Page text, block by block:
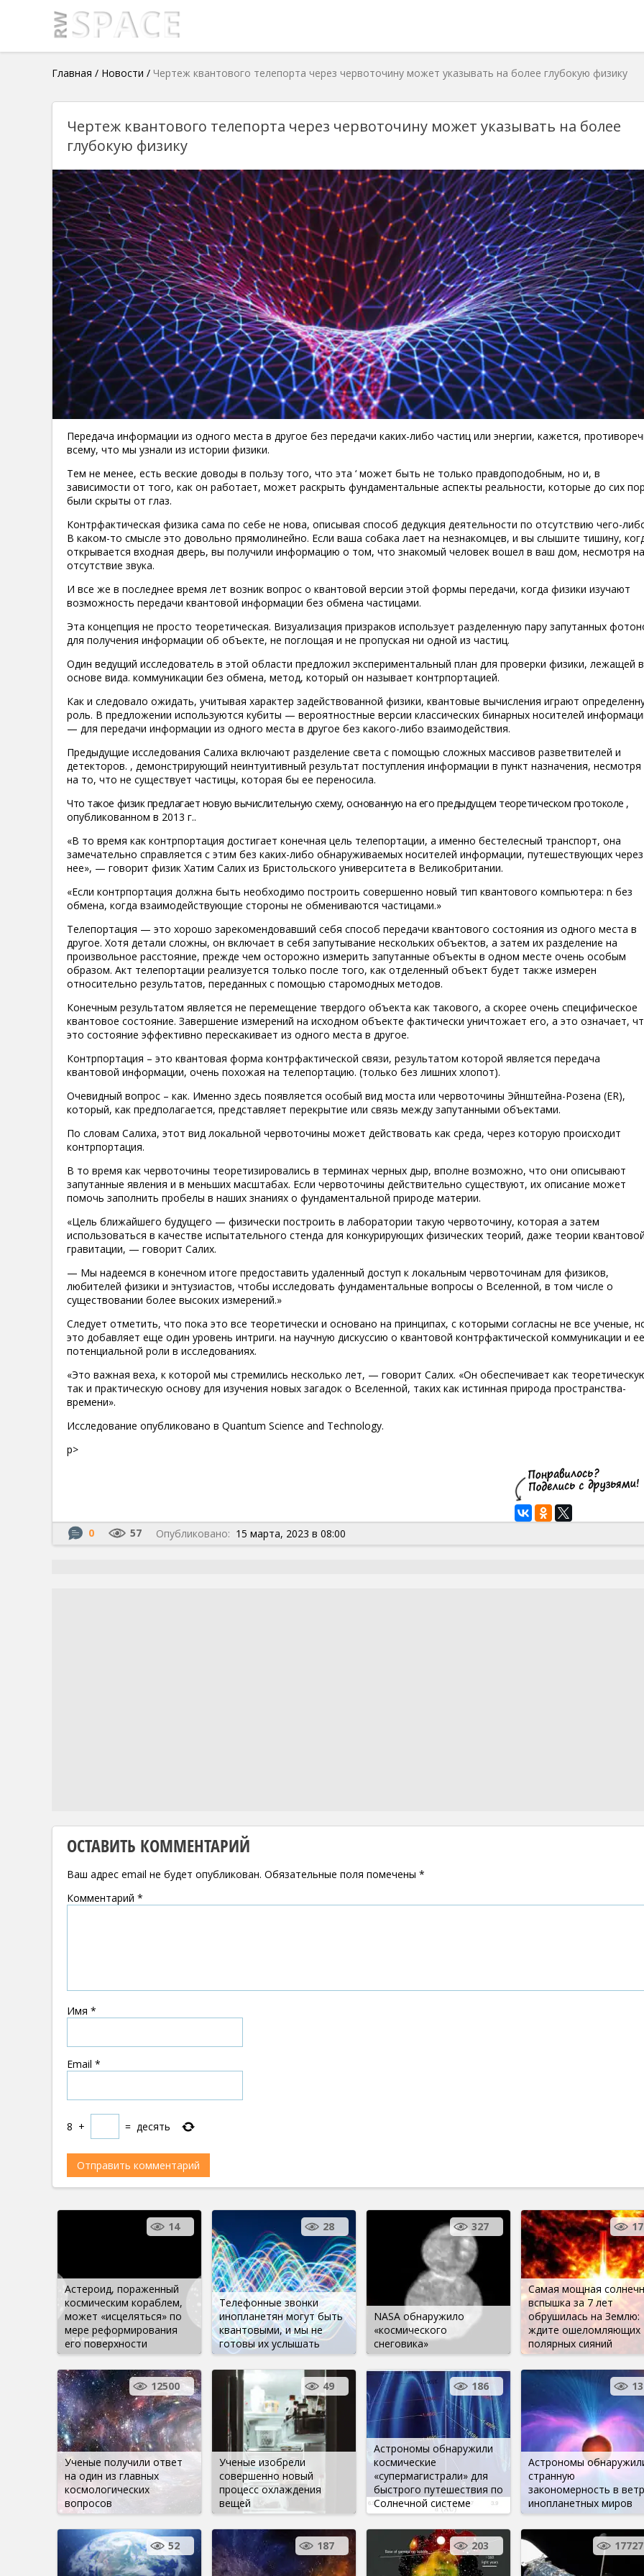
Главная / Новости / Чертеж квантового телепорта через червоточину может указывать на более глубокую физику
Чертеж квантового телепорта через червоточину может указывать на более
глубокую физику
Передача информации из одного места в другое без передачи каких-либо частиц или энергии, кажется,
всему, что мы узнали из истории физики.
Тем не менее, есть веские доводы в пользу того, что эта ‘ может быть не только правдоподобным, но и, в
зависимости от того, как он работает, может раскрыть фундаментальные аспекты реальности, которые до сих
были скрыты от глаз.
Контрфактическая физика сама по себе не нова, описывая способ дедукция деятельности по отсутствию чего-
В каком-то смысле это довольно прямолинейно. Если ваша собака лает на незнакомцев, и вы слышите тишину,
открывается входная дверь, вы получили информацию о том, что знакомый человек вошел в ваш дом, несмотря на
отсутствие звука.
И все же в последнее время лет возник вопрос о квантовой версии этой формы передачи, когда физики изучают
возможность передачи квантовой информации без обмена частицами.
Эта концепция не просто теоретическая. Визуализация призраков использует разделенную пару запутанных
для получения информации об объекте, не поглощая и не пропуская ни одной из частиц.
Один ведущий исследователь в этой области предложил экспериментальный план для проверки физики, лежащей в
основе вида. коммуникации без обмена, метод, который он называет контрпортацией.
Как и следовало ожидать, учитывая характер задействованной физики, квантовые вычисления играют
роль. В предложении используются кубиты — вероятностные версии классических бинарных носителей
— для передачи информации из одного места в другое без какого-либо взаимодействия.
Предыдущие исследования Салиха включают разделение света с помощью сложных массивов разветвителей и
детекторов. , демонстрирующий неинтуитивный результат поступления информации в пункт назначения, несмотря
на то, что не существует частицы, которая бы ее переносила.
Что такое физик предлагает новую вычислительную схему, основанную на его предыдущем теоретическом протоколе ,
опубликованном в 2013 г..
«В то время как контрпортация достигает конечная цель телепортации, а именно бестелесный транспорт, она
замечательно справляется с этим без каких-либо обнаруживаемых носителей информации, путешествующих через
нее», — говорит физик Хатим Салих из Бристольского университета в Великобритании.
«Если контрпортация должна быть необходимо построить совершенно новый тип квантового компьютера: n без
обмена, когда взаимодействующие стороны не обмениваются частицами.»
Телепортация — это хорошо зарекомендовавший себя способ передачи квантового состояния из одного места в
другое. Хотя детали сложны, он включает в себя запутывание нескольких объектов, а затем их разделение на
произвольное расстояние, прежде чем осторожно измерить запутанные объекты в одном месте очень особым
образом. Акт телепортации реализуется только после того, как отделенный объект будет также измерен
относительно результатов, переданных с помощью старомодных методов.
Конечным результатом является не перемещение твердого объекта как такового, а скорее очень специфическое
квантовое состояние. Завершение измерений на исходном объекте фактически уничтожает его, а это означает,
это состояние эффективно перескакивает из одного места в другое.
Контрпортация – это квантовая форма контрфактической связи, результатом которой является передача
квантовой информации, очень похожая на телепортацию. (только без лишних хлопот).
Очевидный вопрос – как. Именно здесь появляется особый вид моста или червоточины Эйнштейна-Розена (ER),
который, как предполагается, представляет перекрытие или связь между запутанными объектами.
По словам Салиха, этот вид локальной червоточины может действовать как среда, через которую происходит
контрпортация.
В то время как червоточины теоретизировались в терминах черных дыр, вполне возможно, что они описывают
запутанные явления и в меньших масштабах. Если червоточины действительно существуют, их описание может
помочь заполнить пробелы в наших знаниях о фундаментальной природе материи.
«Цель ближайшего будущего — физически построить в лаборатории такую ​​червоточину, которая а затем
использоваться в качестве испытательного стенда для конкурирующих физических теорий, даже теории
гравитации, — говорит Салих.
— Мы надеемся в конечном итоге предоставить удаленный доступ к локальным червоточинам для физиков,
любителей физики и энтузиастов, чтобы исследовать фундаментальные вопросы о Вселенной, в том числе о
существовании более высоких измерений.»
Следует отметить, что пока это все теоретически и основано на принципах, с которыми согласны не все ученые,
это добавляет еще один уровень интриги. на научную дискуссию о квантовой контрфактической коммуникации и ее
потенциальной роли в исследованиях.
«Это важная веха, к которой мы стремились несколько лет, — говорит Салих. «Он обеспечивает как
так и практическую основу для изучения новых загадок о Вселенной, таких как истинная природа пространства-
времени».
Исследование опубликовано в Quantum Science and Technology.
р>
0 57 Опубликовано: 15 марта, 2023 в 08:00
ОСТАВИТЬ КОММЕНТАРИЙ
Ваш адрес email не будет опубликован. Обязательные поля помечены *
Комментарий *
Имя *
Email *
8 + = десять
Астероид, пораженный
космическим кораблем,
может «исцеляться» по
мере реформирования
его поверхности
14
Телефонные звонки
инопланетян могут быть
квантовыми, и мы не
готовы их услышать
28
NASA обнаружило
«космического
снеговика»
327
Самая мощная
вспышка за 7 лет
обрушилась на Землю:
ждите ошеломляющих
полярных сияний
17
Ученые получили ответ
на один из главных
космологических
вопросов
12500
Ученые изобрели
совершенно новый
процесс охлаждения
вещей
49
Астрономы обнаружили
космические
«супермагистрали» для
быстрого путешествия по
Солнечной системе
186
Астрономы
странную
закономерность в
инопланетных миров
13
52 187 203 17727